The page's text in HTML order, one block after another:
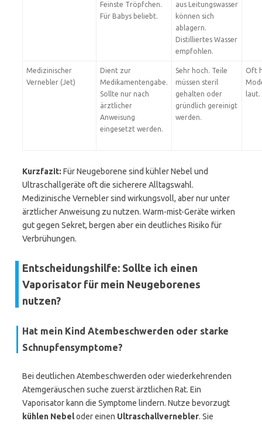
Feinste Tröpfchen.
Für Babys beliebt.
aus Leitungswasser
können sich
ablagern.
Distilliertes Wasser
empfohlen.
Medizinischer
Vernebler (Jet)
Dient zur
Medikamentengabe.
Sollte nur nach
ärztlicher
Anweisung
eingesetzt werden.
Sehr hoch. Teile
müssen steril
gehalten oder
gründlich gereinigt
werden.
Oft
laut.
Kurzfazit: Für Neugeborene sind kühler Nebel und
Ultraschallgeräte oft die sicherere Alltagswahl.
Medizinische Vernebler sind wirkungsvoll, aber nur unter
ärztlicher Anweisung zu nutzen. Warm-mist-Geräte wirken
gut gegen Sekret, bergen aber ein deutliches Risiko für
Verbrühungen.
Entscheidungshilfe: Sollte ich einen
Vaporisator für mein Neugeborenes
nutzen?
Hat mein Kind Atembeschwerden oder starke
Schnupfensymptome?
Bei deutlichen Atembeschwerden oder wiederkehrenden
Atemgeräuschen suche zuerst ärztlichen Rat. Ein
Vaporisator kann die Symptome lindern. Nutze bevorzugt
kühlen Nebeloder einen Ultraschallvernebler. Sie